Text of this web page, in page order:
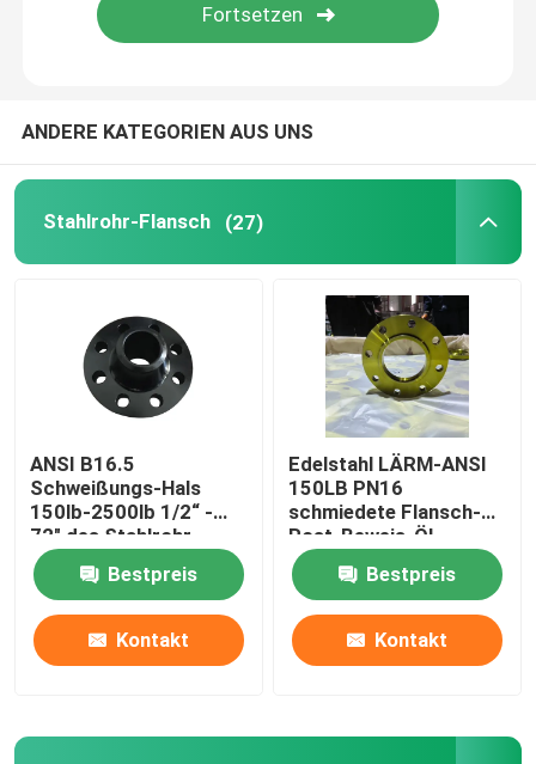
Rohr aus Kohlenstoffstahl
ANDERE KATEGORIEN AUS UNS
Stahlrohr-Flansch (27)
ANSI B16.5
Schweißungs-Hals
150lb-2500lb 1/2“ -
72" des Stahlrohr-
Flansch-WN
Bestpreis
Kontakt
Edelstahl LÄRM-ANSI
150LB PN16
schmiedete Flansch-
Rost-Beweis-Öl,
Bestpreis
Kontakt